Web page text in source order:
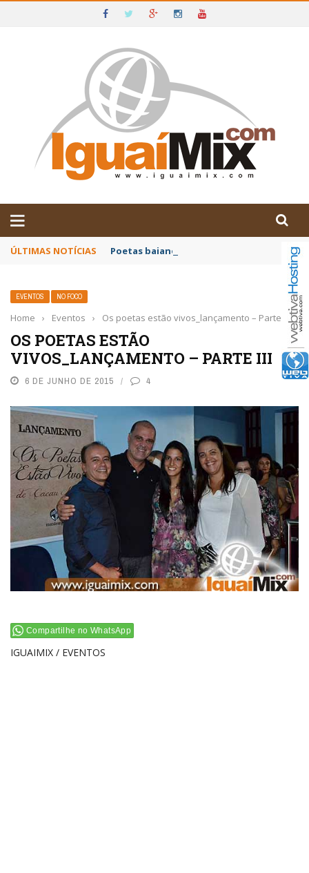
IGUAÍ E SUDOESTE DA BAHIA
ÚLTIMAS NOTÍCIAS Poetas baianos representam o Brasil no
EVENTOS NO FOCO
Home › Eventos › Os poetas estão vivos_lançamento – Parte III
OS POETAS ESTÃO
VIVOS_LANÇAMENTO – PARTE III
6 DE JUNHO DE 2015 4
Compartilhe no WhatsApp
IGUAIMIX / EVENTOS